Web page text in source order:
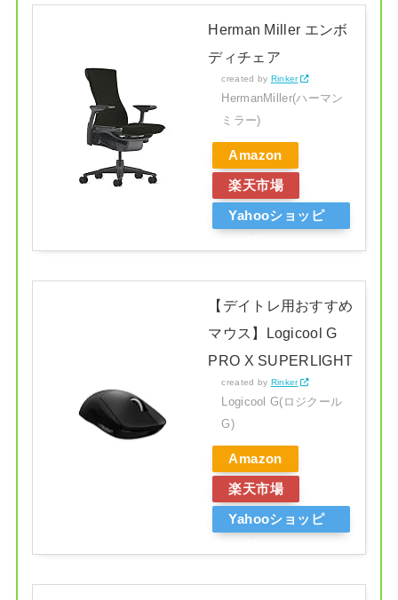
Herman Miller エンボ
ディチェア
created by Rinker
HermanMiller(ハーマン
ミラー)
Amazon
楽天市場
Yahooショッピ
【デイトレ用おすすめ
マウス】Logicool G
PRO X SUPERLIGHT
created by Rinker
Logicool G(ロジクール
G)
Amazon
楽天市場
Yahooショッピ